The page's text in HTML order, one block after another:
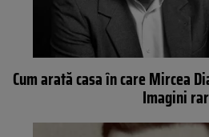
Cum arată casa în care Mircea
Imagini